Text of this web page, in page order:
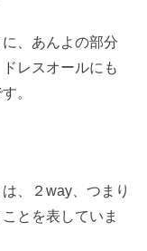
、あんよの部分
レスオールにも
。
、２way、つまり
とを表していま